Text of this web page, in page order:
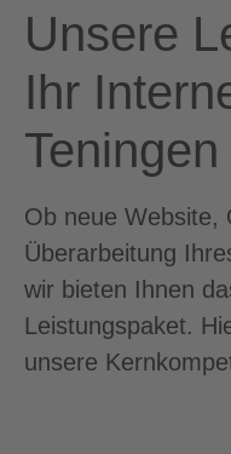
Unsere
Ihr
Teningen
Ob neue Website,
Überarbeitung
wir bieten Ihnen
Leistungspaket.
unsere